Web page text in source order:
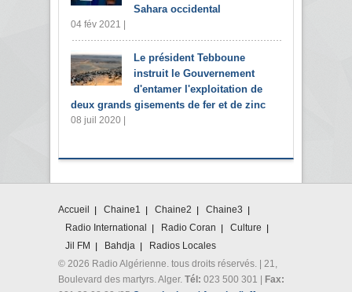
Sahara occidental
04 fév 2021 |
Le président Tebboune
instruit le Gouvernement
d'entamer l'exploitation de
deux grands gisements de fer et de zinc
08 juil 2020 |
Accueil Chaine1 Chaine2
Chaine3
Radio International
Radio Coran
Culture
Jil FM
Bahdja
Radios Locales
© 2026 Radio Algérienne. tous droits réservés. | 21,
Boulevard des martyrs. Alger. Tél: 023 500 301 | Fax: